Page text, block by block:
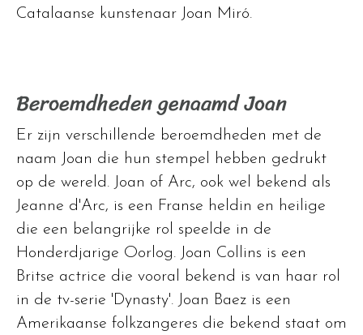
Catalaanse kunstenaar Joan Miró.
Beroemdheden genaamd Joan
Er zijn verschillende beroemdheden met de
naam Joan die hun stempel hebben gedrukt
op de wereld. Joan of Arc, ook wel bekend als
Jeanne d'Arc, is een Franse heldin en heilige
die een belangrijke rol speelde in de
Honderdjarige Oorlog. Joan Collins is een
Britse actrice die vooral bekend is van haar rol
in de tv-serie 'Dynasty'. Joan Baez is een
Amerikaanse folkzangeres die bekend staat om